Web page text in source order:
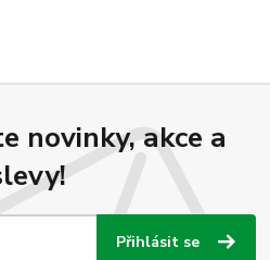
novinky, akce a
Přihlásit se